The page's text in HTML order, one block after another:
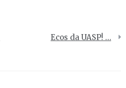
Ecos da UASP! …